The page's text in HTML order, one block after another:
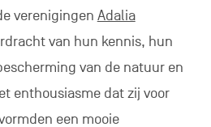
verenigingen Adalia
van hun kennis, hun
van de natuur en
enthousiasme dat zij voor
een mooie